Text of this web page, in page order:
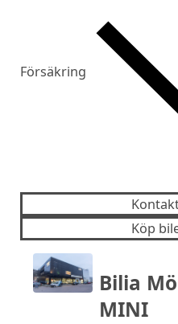
Försäkring
Köp
Bilia
MINI